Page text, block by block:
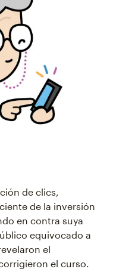
de clics,
de la inversión
en contra suya
equivocado a
el
el curso.